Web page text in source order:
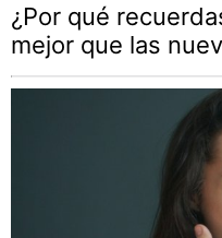
¿Por qué
mejor que las